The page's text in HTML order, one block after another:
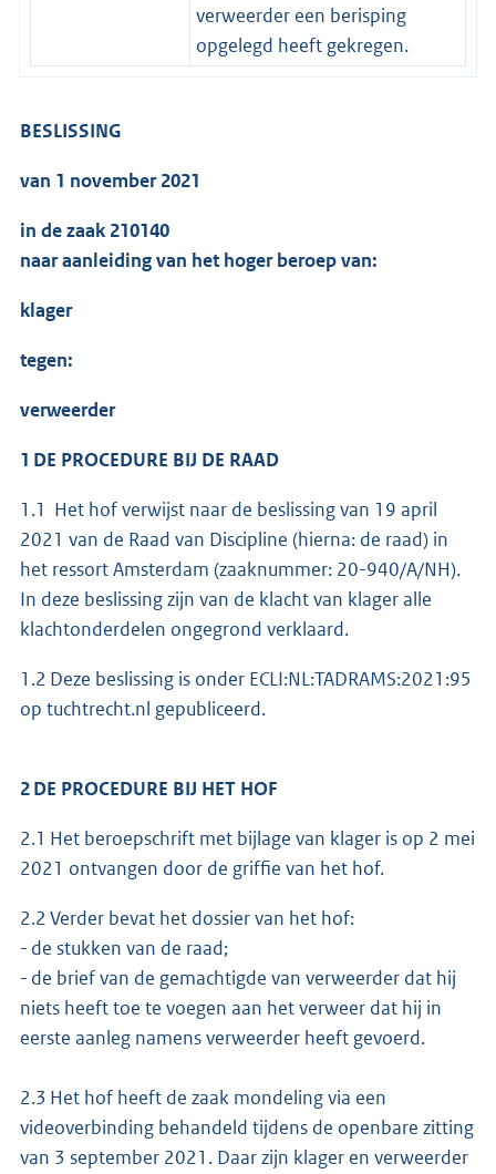
verweerder een berisping
opgelegd heeft gekregen.
BESLISSING
van 1 november 2021
in de zaak 210140
naar aanleiding van het hoger beroep van:
klager
tegen:
verweerder
1 DE PROCEDURE BIJ DE RAAD
1.1 Het hof verwijst naar de beslissing van 19 april
2021 van de Raad van Discipline (hierna: de raad) in
het ressort Amsterdam (zaaknummer: 20-940/A/NH).
In deze beslissing zijn van de klacht van klager alle
klachtonderdelen ongegrond verklaard.
1.2 Deze beslissing is onder ECLI:NL:TADRAMS:2021:95
op tuchtrecht.nl gepubliceerd.
2 DE PROCEDURE BIJ HET HOF
2.1 Het beroepschrift met bijlage van klager is op 2 mei
2021 ontvangen door de griffie van het hof.
2.2 Verder bevat het dossier van het hof:
- de stukken van de raad;
- de brief van de gemachtigde van verweerder dat hij
niets heeft toe te voegen aan het verweer dat hij in
eerste aanleg namens verweerder heeft gevoerd.
2.3 Het hof heeft de zaak mondeling via een
videoverbinding behandeld tijdens de openbare zitting
van 3 september 2021. Daar zijn klager en verweerder